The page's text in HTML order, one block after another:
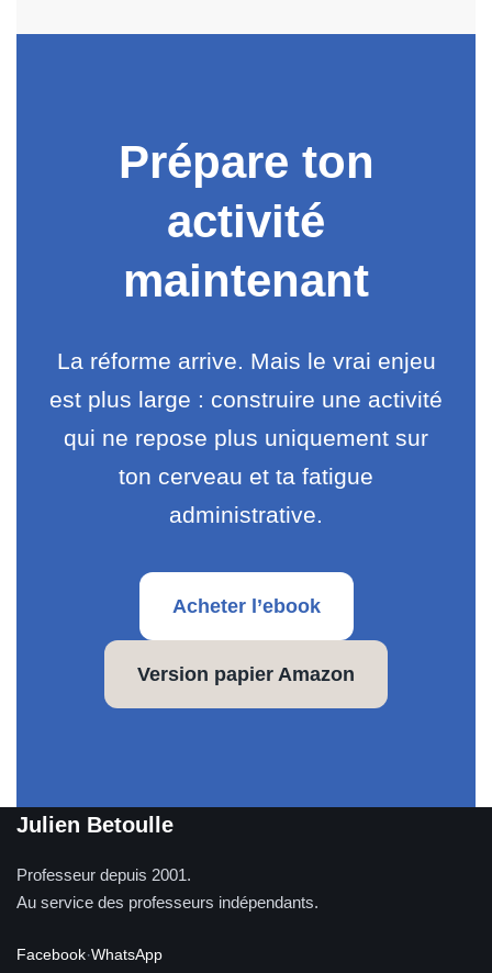
Prépare ton
activité
maintenant
La réforme arrive. Mais le vrai enjeu
est plus large : construire une activité
qui ne repose plus uniquement sur
ton cerveau et ta fatigue
administrative.
Acheter l’ebook
Version papier Amazon
Julien Betoulle
Professeur depuis 2001.
Au service des professeurs indépendants.
Facebook·WhatsApp